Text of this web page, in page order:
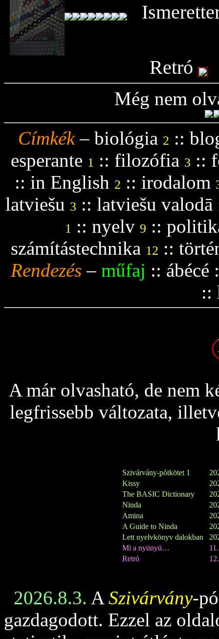
Retró
Még nem
Címkék– biológia 2 ::
esperante 1 :: filozófia 3 ::
:: in English 2 :: irodalom
latviešu 3 :: latviešu valodā
1 :: nyelv 9 ::
számítástechnika 12 ::
Rendezés – műfaj :: ábécé
::
A már olvasható, de nem
legfrissebb változata,
Szivárvány-pótkötet 1
Kissy
The BASIC Dictionary
Ninda
Amina
A Guide to Ninda
Lett nyelvkönyv dalokban
Mi a nyünyü…
Retró
2026.8.3. A Szivárvány-
gazdagodott. Ezzel az